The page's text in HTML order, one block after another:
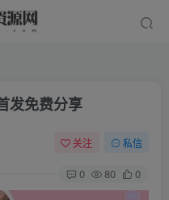
发免费分享
关注 私信
0 80 0